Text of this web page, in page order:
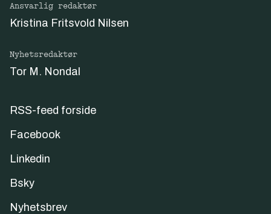
Ansvarlig redaktør
Kristina Fritsvold Nilsen
Nyhetsredaktør
Tor M. Nondal
RSS-feed forside
Facebook
Linkedin
Bsky
Nyhetsbrev